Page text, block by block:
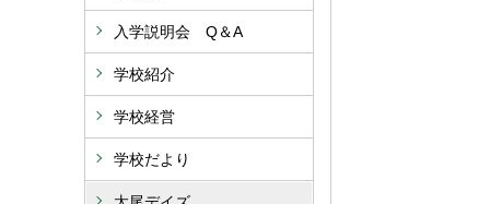
入学説明会 Q＆A
学校紹介
学校経営
学校だより